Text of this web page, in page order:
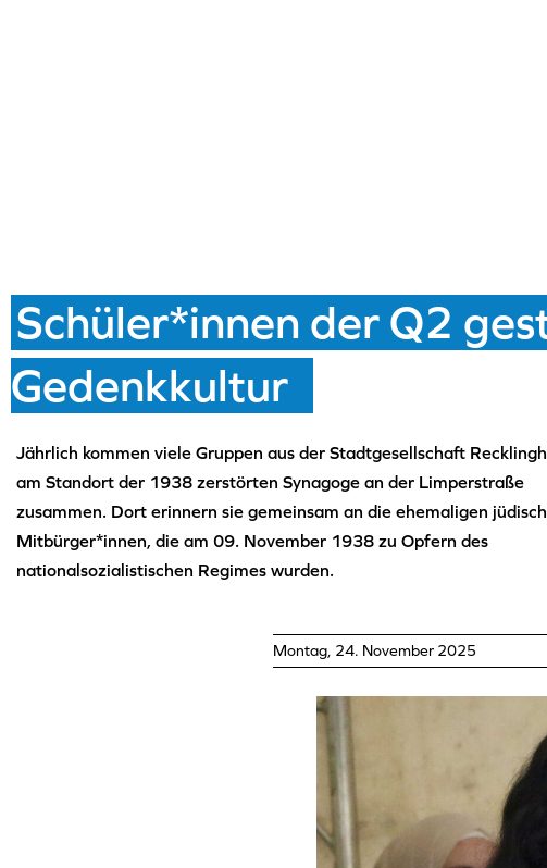
Schüler*innen der Q2
Gedenkkultur
Jährlich kommen viele Gruppen aus der Stadtgesellschaft
am Standort der 1938 zerstörten Synagoge an der Limperstraße
zusammen. Dort erinnern sie gemeinsam an die ehemaligen
Mitbürger*innen, die am 09. November 1938 zu Opfern des
nationalsozialistischen Regimes wurden.
Montag, 24. November 2025